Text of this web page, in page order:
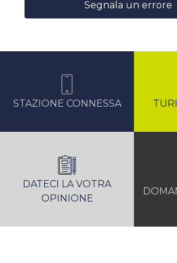
Segnala un errore
STAZIONE CONNESSA
DATECI LA VOTRA
OPINIONE